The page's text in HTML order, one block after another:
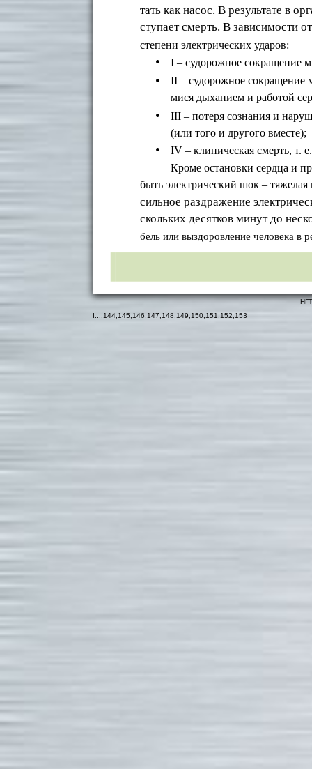
тать как насос. В результате в
ступает смерть. В зависимости
степени электрических ударов:
• I – судорожное сокращение
•
II – судорожное сокращение
мися дыханием и работой
•
III – потеря сознания и
(или того и другого вместе);
•
IV – клиническая смерть, т.
Кроме остановки сердца и
быть электрический шок –
сильное раздражение
скольких десятков минут до
бель или выздоровление человека в
I
144 145 146 147 148 149 150 151 152 153